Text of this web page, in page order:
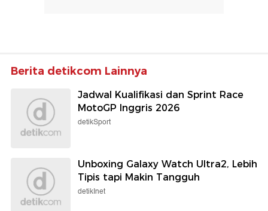
Berita detikcom Lainnya
Jadwal Kualifikasi dan Sprint Race
MotoGP Inggris 2026
detikSport
Unboxing Galaxy Watch Ultra2, Lebih
Tipis tapi Makin Tangguh
detikInet